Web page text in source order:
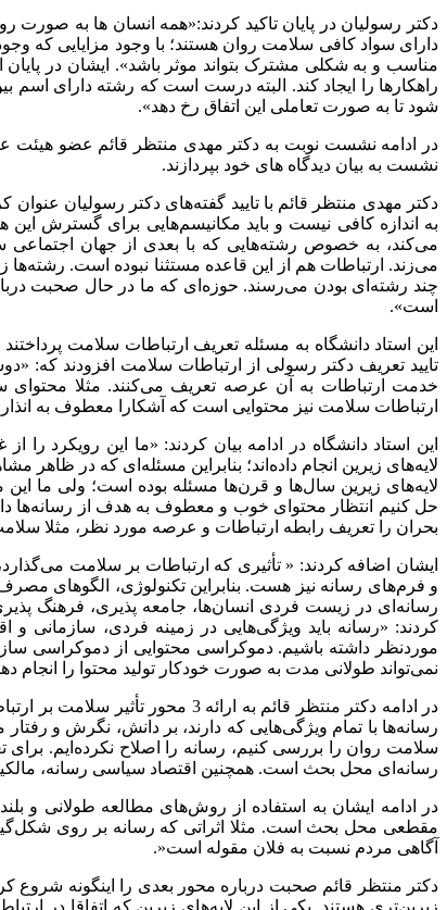
دکتر رسولیان در پایان تاکید کردند:«همه انسان ها به
دارای سواد کافی سلامت روان هستند؛ با وجود مزایایی که
مناسب و به شکلی مشترک بتواند موثر باشد». ایشان در پایان
راهکارها را ایجاد کند. البته درست است که رشته دارای
شود تا به صورت تعاملی این اتفاق رخ دهد».
در ادامه نشست نوبت به دکتر مهدی منتظر قائم عضو هیئت
نشست به بیان دیدگاه های خود بپردازند.
دکتر مهدی منتظر قائم با تایید گفته‌های دکتر رسولیان
به اندازه کافی نیست و باید مکانیسم‌هایی برای گسترش این
می‌کند، به خصوص رشته‌هایی که با بعدی از جهان اجتماعی
می‌زند. ارتباطات هم از این قاعده مستثنا نبوده است.
چند رشته‌ای بودن می‌رسند. حوزه‌ای که ما در حال صحبت
است».
این استاد دانشگاه به مسئله تعریف ارتباطات سلامت
تایید تعریف دکتر رسولی از ارتباطات سلامت افزودند که:
خدمت ارتباطات به آن عرصه تعریف می‌کنند. مثلا
ارتباطات سلامت نیز محتوایی است که آشکارا معطوف به
این استاد دانشگاه در ادامه بیان کردند: «ما این رویکرد
لایه‌های زیرین انجام داده‌اند؛ بنابراین مسئله‌ای که در
لایه‌های زیرین سال‌ها و قرن‌ها مسئله بوده است؛ ولی ما این
حل کنیم انتظار محتوای خوب و معطوف به هدف از رسانه‌ها
بحران را تعریف رابطه ارتباطات و عرصه مورد نظر، مثلا
ایشان اضافه کردند: « تأثیری که ارتباطات بر سلامت
و فرم‌های رسانه نیز هست. بنابراین تکنولوژی، الگوهای
رسانه‌ای در زیست فردی انسان‌ها، جامعه پذیری، فرهنگ
کردند: «رسانه باید ویژگی‌هایی در زمینه فردی، سازمانی
موردنظر داشته باشیم. دموکراسی محتوایی از دموکراسی
نمی‌تواند طولانی مدت به صورت خودکار تولید محتوا را انجام
در ادامه دکتر منتظر قائم به
رسانه‌ها با تمام ویژگی‌هایی که دارند، بر دانش، نگرش و
سلامت روان را بررسی کنیم، رسانه را اصلاح نکرده‌ایم. برای
رسانه‌ای محل بحث است. همچنین اقتصاد سیاسی رسانه،
در ادامه ایشان به استفاده از روش‌های مطالعه طولانی و
مقطعی محل بحث است. مثلا اثراتی که رسانه بر روی
آگاهی مردم نسبت به فلان مقوله است«.
دکتر منتظر قائم صحبت درباره محور بعدی را اینگونه شروع